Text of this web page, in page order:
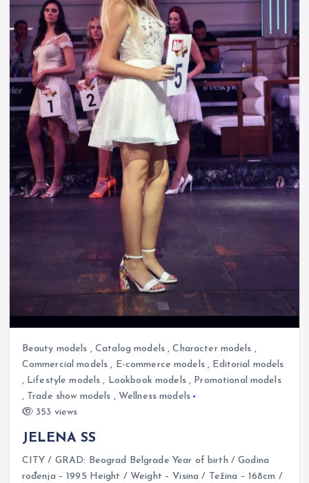
Beauty models , Catalog models,Character models ,
Commercial models , E-commerce models, Editorial models
, Lifestyle models , Lookbook models, Promotional models
, Trade show models , Wellness models
353 views
JELENA SS
CITY / GRAD: Beograd Belgrade Year of birth / Godina
rođenja – 1995 Height / Weight – Visina / Težina – 168cm /